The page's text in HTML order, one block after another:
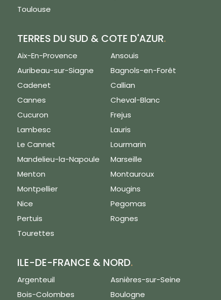
Toulouse
TERRES DU SUD & COTE D'AZUR.
Aix-En-Provence
Ansouis
Auribeau-sur-Siagne
Bagnols-en-Forêt
Cadenet
Callian
Cannes
Cheval-Blanc
Cucuron
Frejus
Lambesc
Lauris
Le Cannet
Lourmarin
Mandelieu-la-Napoule
Marseille
Menton
Montauroux
Montpellier
Mougins
Nice
Pegomas
Pertuis
Rognes
Tourettes
ILE-DE-FRANCE & NORD.
Argenteuil
Asnières-sur-Seine
Bois-Colombes
Boulogne